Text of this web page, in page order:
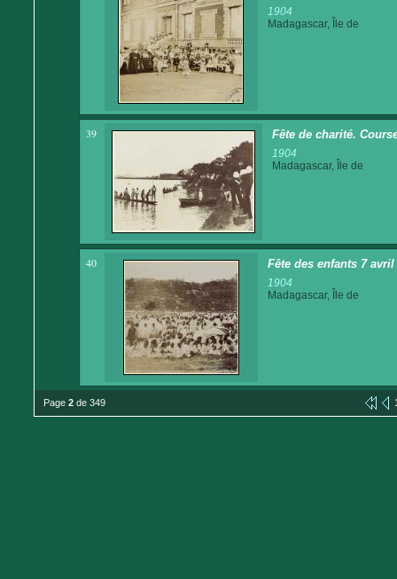
1904
Madagascar, Île de
39 Fête de charité.
1904
Madagascar, Île de
40 Fête des enfants 7
1904
Madagascar, Île de
Page 2 de 349